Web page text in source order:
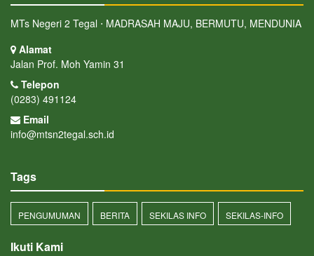
MTs Negeri 2 Tegal ⋅ MADRASAH MAJU, BERMUTU, MENDUNIA
Alamat
Jalan Prof. Moh Yamin 31
Telepon
(0283) 491124
Email
info@mtsn2tegal.sch.id
Tags
PENGUMUMAN BERITA SEKILAS INFO SEKILAS-INFO
Ikuti Kami